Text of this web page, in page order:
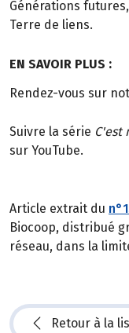
Générations
Terre de liens.
EN SAVOIR PLUS :
Rendez-vous sur
Suivre la série C'est
sur YouTube.
Article extrait du
Biocoop, distribué
réseau, dans la
Retour à la